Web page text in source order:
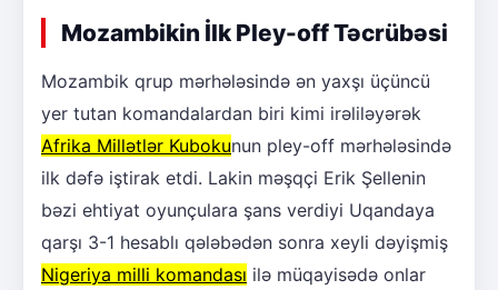
Mozambikin İlk Pley-off Təcrübəsi
Mozambik qrup mərhələsində ən yaxşı üçüncü
yer tutan komandalardan biri kimi irəliləyərək
Afrika Millətlər Kubokunun pley-off mərhələsində
ilk dəfə iştirak etdi. Lakin məşqçi Erik Şellenin
bəzi ehtiyat oyunçulara şans verdiyi Uqandaya
qarşı 3-1 hesablı qələbədən sonra xeyli dəyişmiş
Nigeriya milli komandası ilə müqayisədə onlar